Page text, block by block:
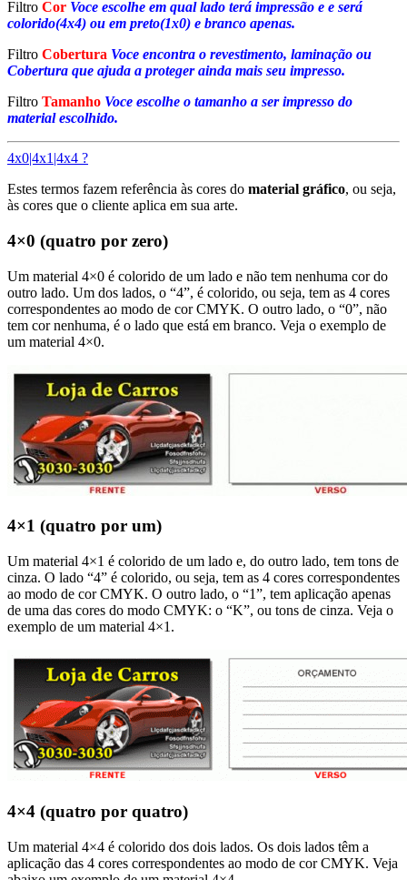
Filtro Cor Voce escolhe em qual lado terá impressão e e será
colorido(4x4) ou em preto(1x0) e branco apenas.
Filtro Cobertura Voce encontra o revestimento, laminação ou
Cobertura que ajuda a proteger ainda mais seu impresso.
Filtro Tamanho Voce escolhe o tamanho a ser impresso do
material escolhido.
4x0|4x1|4x4 ?
Estes termos fazem referência às cores do material gráfico, ou seja,
às cores que o cliente aplica em sua arte.
4×0 (quatro por zero)
Um material 4×0 é colorido de um lado e não tem nenhuma cor do
outro lado. Um dos lados, o “4”, é colorido, ou seja, tem as 4 cores
correspondentes ao modo de cor CMYK. O outro lado, o “0”, não
tem cor nenhuma, é o lado que está em branco. Veja o exemplo de
um material 4×0.
4×1 (quatro por um)
Um material 4×1 é colorido de um lado e, do outro lado, tem tons de
cinza. O lado “4” é colorido, ou seja, tem as 4 cores correspondentes
ao modo de cor CMYK. O outro lado, o “1”, tem aplicação apenas
de uma das cores do modo CMYK: o “K”, ou tons de cinza. Veja o
exemplo de um material 4×1.
4×4 (quatro por quatro)
Um material 4×4 é colorido dos dois lados. Os dois lados têm a
aplicação das 4 cores correspondentes ao modo de cor CMYK. Veja